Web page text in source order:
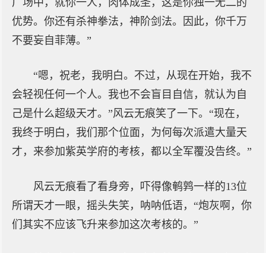
广场中，就你一人，肉体成圣，这是你独一无二的
优势。你还有杀神拳法，神阶剑法。因此，你千万
不要妄自菲薄。”
“嗯，祝老，我明白。不过，从现在开始，我不
会轻视任何一个人。我也不会盲目自信，就认为自
己是什么超级天才。”风云无痕笑了一下。“现在，
我终于明白，我们那个位面，为何每次派遣大量天
才，来参加紫英学府的考核，都以全军覆没告终。”
风云无痕看了看身旁，吓得像鹌鹑一样的13位
所谓天才一眼，摇头失笑，呐呐低语，“炮灰啊，你
们其实不应该飞升来参加这次考核的。”